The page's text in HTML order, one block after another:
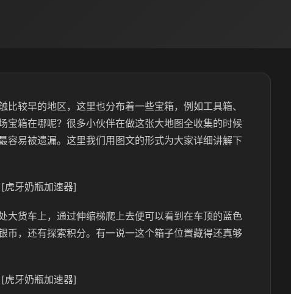
较早的地区，这里也分布着一些宝箱，例如工具箱、
宝箱在哪呢？很多小伙伴在做这张大地图全收集的时候
容易被遗漏。这里我们用图文的形式为大家详细讲解下
[虎牙奶瓶加速器]
货车上，通过伸缩梯爬上去便可以看到在车顶的蓝色
币，还有探索积分。有一说一这个箱子位置藏得还真够
[虎牙奶瓶加速器]